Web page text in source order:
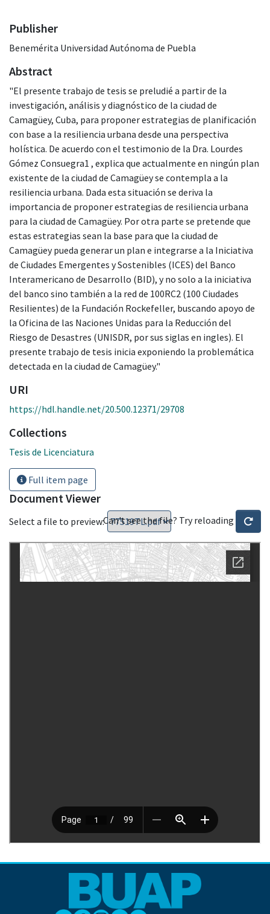
Publisher
Benemérita Universidad Autónoma de Puebla
Abstract
"El presente trabajo de tesis se preludié a partir de la
investigación, análisis y diagnóstico de la ciudad de
Camagüey, Cuba, para proponer estrategias de planificación
con base a la resiliencia urbana desde una perspectiva
holística. De acuerdo con el testimonio de la Dra. Lourdes
Gómez Consuegra1 , explica que actualmente en ningún plan
existente de la ciudad de Camagüey se contempla a la
resiliencia urbana. Dada esta situación se deriva la
importancia de proponer estrategias de resiliencia urbana
para la ciudad de Camagüey. Por otra parte se pretende que
estas estrategias sean la base para que la ciudad de
Camagüey pueda generar un plan e integrarse a la Iniciativa
de Ciudades Emergentes y Sostenibles (ICES) del Banco
Interamericano de Desarrollo (BID), y no solo a la iniciativa
del banco sino también a la red de 100RC2 (100 Ciudades
Resilientes) de la Fundación Rockefeller, buscando apoyo de
la Oficina de las Naciones Unidas para la Reducción del
Riesgo de Desastres (UNISDR, por sus siglas en ingles). El
presente trabajo de tesis inicia exponiendo la problemática
detectada en la ciudad de Camagüey."
URI
https://hdl.handle.net/20.500.12371/29708
Collections
Tesis de Licenciatura
Full item page
Document Viewer
Select a file to preview:Can't see the file? Try reloading